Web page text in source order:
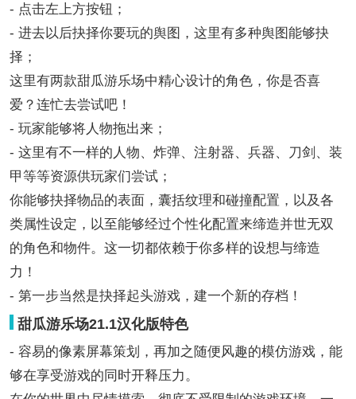
- 点击左上方按钮；
- 进去以后抉择你要玩的舆图，这里有多种舆图能够抉
择；
这里有两款甜瓜游乐场中精心设计的角色，你是否喜
爱？连忙去尝试吧！
- 玩家能够将人物拖出来；
- 这里有不一样的人物、炸弹、注射器、兵器、刀剑、装
甲等等资源供玩家们尝试；
你能够抉择物品的表面，囊括纹理和碰撞配置，以及各
类属性设定，以至能够经过个性化配置来缔造并世无双
的角色和物件。这一切都依赖于你多样的设想与缔造
力！
- 第一步当然是抉择起头游戏，建一个新的存档！
甜瓜游乐场21.1汉化版特色
- 容易的像素屏幕策划，再加之随便风趣的模仿游戏，能
够在享受游戏的同时开释压力。